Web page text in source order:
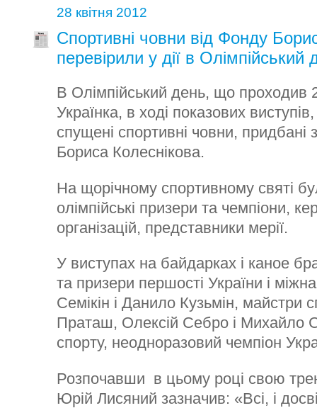
28 квітня 2012
Спортивні човни від Фонду
перевірили у дії в Олімпійський
В Олімпійський день, що проходив
Українка, в ході показових
спущені спортивні човни,
Бориса Колеснікова.
На щорічному спортивному святі
олімпійські призери та чемпіони,
організацій, представники мерії.
У виступах на байдарках і каное
та призери першості України і
Семікін і Данило Кузьмін, майстри
Праташ, Олексій Себро і Михайло
спорту, неодноразовий чемпіон
Розпочавши в цьому році свою
Юрій Лисяний зазначив: «Всі, і